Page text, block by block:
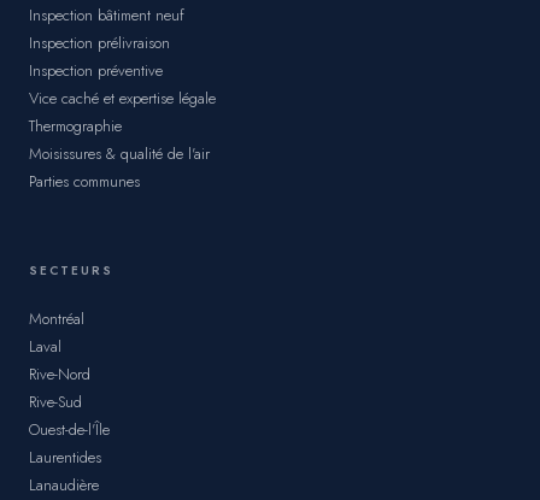
Inspection bâtiment neuf
Inspection prélivraison
Inspection préventive
Vice caché et expertise légale
Thermographie
Moisissures & qualité de l'air
Parties communes
SECTEURS
Montréal
Laval
Rive-Nord
Rive-Sud
Ouest-de-l'Île
Laurentides
Lanaudière